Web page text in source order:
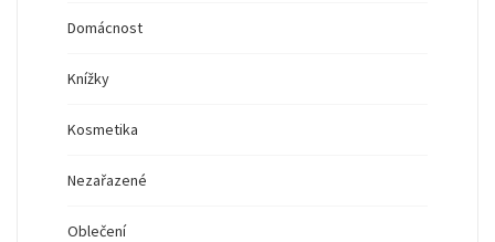
Domácnost
Knížky
Kosmetika
Nezařazené
Oblečení